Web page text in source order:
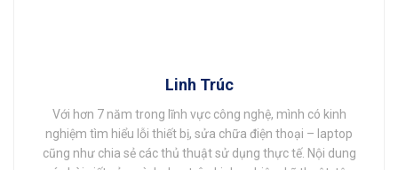
Linh Trúc
Với hơn 7 năm trong lĩnh vực công nghệ, mình có kinh
nghiệm tìm hiểu lỗi thiết bị, sửa chữa điện thoại – laptop
cũng như chia sẻ các thủ thuật sử dụng thực tế. Nội dung